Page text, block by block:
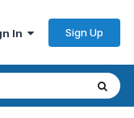
In Sign Up